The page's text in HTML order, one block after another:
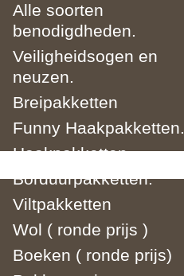
Alle soorten
benodigdheden.
Veiligheidsogen en
neuzen.
Breipakketten
Funny Haakpakketten.
Haakpakketten
Borduurpakketten.
Viltpakketten
Wol ( ronde prijs )
Boeken ( ronde prijs)